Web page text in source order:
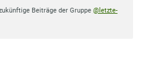
Beiträge der Gruppe @letzte-